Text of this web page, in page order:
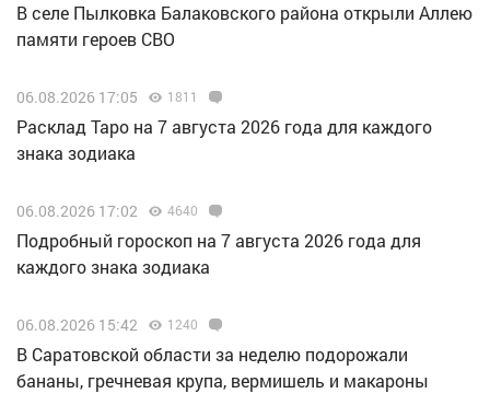
В селе Пылковка Балаковского района открыли Аллею
памяти героев СВО
06.08.2026 17:05 1811
Расклад Таро на 7 августа 2026 года для каждого
знака зодиака
06.08.2026 17:02 4640
Подробный гороскоп на 7 августа 2026 года для
каждого знака зодиака
06.08.2026 15:42 1240
В Саратовской области за неделю подорожали
бананы, гречневая крупа, вермишель и макароны